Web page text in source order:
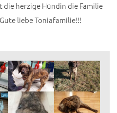
herzige Hündin die Familie
liebe Toniafamilie!!!